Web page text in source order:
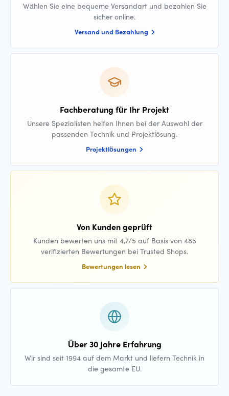
Wählen Sie eine bequeme Versandart und bezahlen Sie
sicher online.
Versand und Bezahlung
Fachberatung für Ihr Projekt
Unsere Spezialisten helfen Ihnen bei der Auswahl der
passenden Technik und Projektlösung.
Projektlösungen
Von Kunden geprüft
Kunden bewerten uns mit 4,7/5 auf Basis von 485
verifizierten Bewertungen bei Trusted Shops.
Bewertungen lesen
Über 30 Jahre Erfahrung
Wir sind seit 1994 auf dem Markt und liefern Technik in
die gesamte EU.